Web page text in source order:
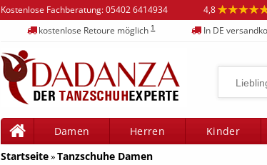
4,8
Kostenlose Fachberatung:05402 6414934
kostenlose Retoure möglich1 In DE
Damen Herren Kinder
Startseite»Tanzschuhe Damen